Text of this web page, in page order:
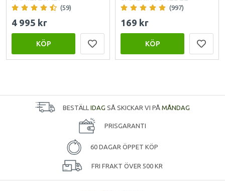
(59)
4 995 kr
KÖP
(997)
169 kr
KÖP
BESTÄLL IDAG SÅ SKICKAR VI PÅ MÅNDAG
PRISGARANTI
60 DAGAR ÖPPET KÖP
FRI FRAKT ÖVER 500 KR